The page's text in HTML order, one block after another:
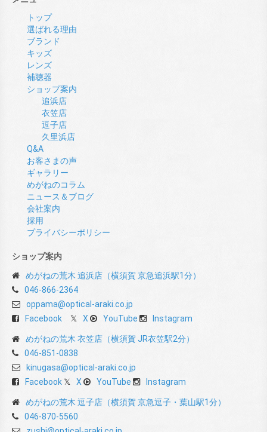
トップ
選ばれる理由
ブランド
キッズ
レンズ
補聴器
ショップ案内
追浜店
衣笠店
逗子店
久里浜店
Q&A
お客さまの声
ギャラリー
めがねのコラム
ニュース＆ブログ
会社案内
採用
プライバシーポリシー
ショップ案内
めがねの荒木 追浜店（横須賀 京急追浜駅1分）
046-866-2364
oppama@optical-araki.co.jp
Facebook
X YouTube Instagram
めがねの荒木 衣笠店（横須賀 JR衣笠駅2分）
046-851-0838
kinugasa@optical-araki.co.jp
Facebook
X YouTube Instagram
めがねの荒木 逗子店（横須賀 京急逗子・葉山駅1分）
046-870-5560